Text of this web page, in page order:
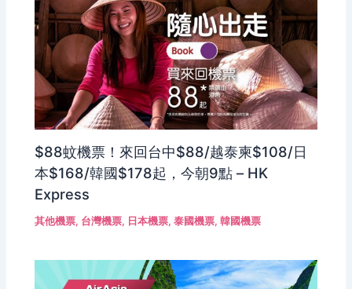
$88蚊機票！來回台中$88/越泰柬$108/日
本$168/韓國$178起，今朝9點 – HK
Express
其他機票, 台灣機票, 日本機票,泰國機票,韓國機票